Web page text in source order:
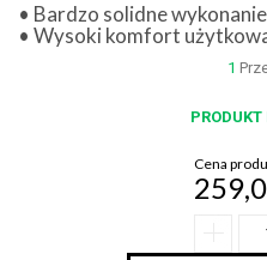
• Bardzo solidne wykonanie
• Wysoki komfort
1
PRODUKT
Cena